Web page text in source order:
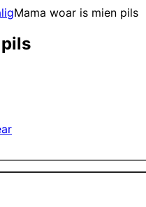
Mama woar is mien pils